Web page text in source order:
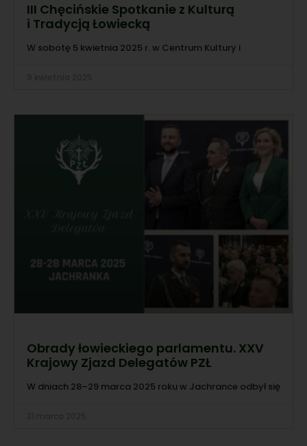
III Chęcińskie Spotkanie z Kulturą
i Tradycją Łowiecką
W sobotę 5 kwietnia 2025 r. w Centrum Kultury i
Obrady łowieckiego parlamentu. XXV
Krajowy Zjazd Delegatów PZŁ
W dniach 28–29 marca 2025 roku w Jachrance odbył się